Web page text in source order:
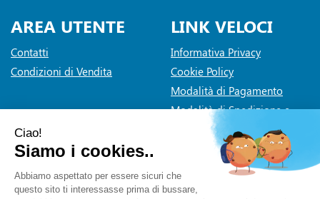
AREA UTENTE
Contatti
Condizioni di Vendita
LINK VELOCI
Informativa Privacy
Cookie Policy
Modalità di Pagamento
Modalità di Spedizione e
Dichiarazione di accessibilità